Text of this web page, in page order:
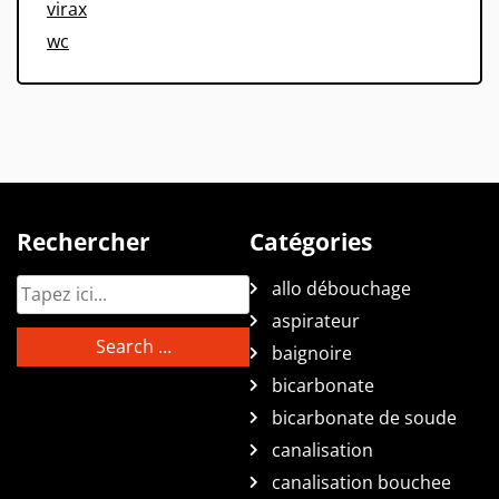
virax
wc
Rechercher Catégories
allo débouchage
aspirateur
baignoire
bicarbonate
bicarbonate de soude
canalisation
canalisation bouchee